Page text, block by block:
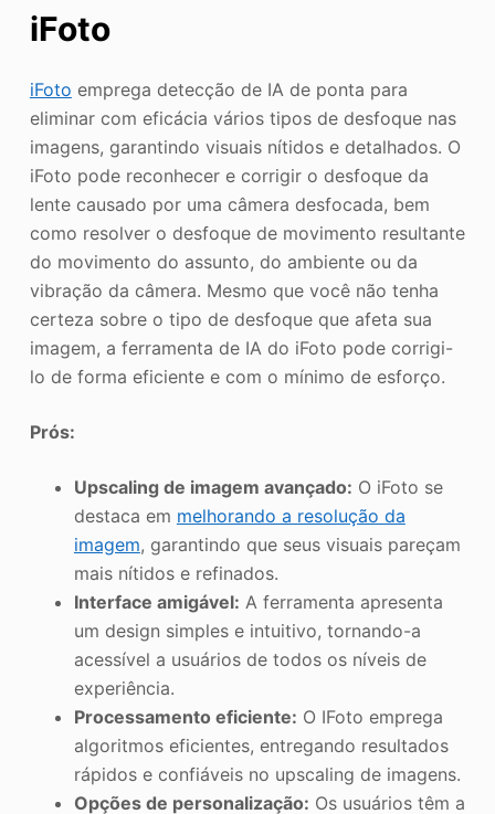
iFoto
iFoto emprega detecção de IA de ponta para
eliminar com eficácia vários tipos de desfoque nas
imagens, garantindo visuais nítidos e detalhados. O
iFoto pode reconhecer e corrigir o desfoque da
lente causado por uma câmera desfocada, bem
como resolver o desfoque de movimento resultante
do movimento do assunto, do ambiente ou da
vibração da câmera. Mesmo que você não tenha
certeza sobre o tipo de desfoque que afeta sua
imagem, a ferramenta de IA do iFoto pode corrigi-
lo de forma eficiente e com o mínimo de esforço.
Prós:
Upscaling de imagem avançado: O iFoto se
destaca em melhorando a resolução da
imagem, garantindo que seus visuais pareçam
mais nítidos e refinados.
Interface amigável: A ferramenta apresenta
um design simples e intuitivo, tornando-a
acessível a usuários de todos os níveis de
experiência.
Processamento eficiente: O IFoto emprega
algoritmos eficientes, entregando resultados
rápidos e confiáveis no upscaling de imagens.
Opções de personalização: Os usuários têm a